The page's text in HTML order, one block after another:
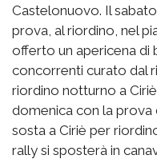
Castelonuovo. Il
prova, al riordino, nel
offerto un apericena di
concorrenti curato dal
riordino notturno a
domenica con la
sosta a Ciriè per
rally si sposterà in